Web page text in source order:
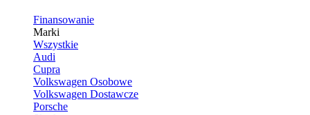
Finansowanie
Marki
Wszystkie
Audi
Cupra
Volkswagen Osobowe
Volkswagen Dostawcze
Porsche